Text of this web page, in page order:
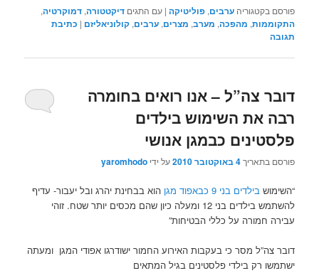
פורסם בקטגוריה ערבים,פוליטיקה |עם התגים דיקטטורה,דמוקרטיה,
התקוממות, מהפכה, מערב, מצרים,ערבים,קולוניאליזם | כתיבת
תגובה
דובר צה”ל – אנו רואים בחומרה
רבה את השימוש בילדים
פלסטינים כבמגן אנושי
פורסם בתאריך4 באוקטובר 2010 על ידיyaromhodo
“השימושבילדים בני 9 כבאפוד מגן
הוא בבחינת יהרג ובל יעבור- עדיף
להשתמש בילדים בני 12 ומעלה כיון שהם מכסים יותר שטח. זוהי
עבירה חמורה על כללי הבטיחות”
דובר צה”ל מסר כי בעקבות האירוע החמור ישודרגו אפודי המגן ומעתה
ישתמשו רק בילדי פלסטינים בגיל המתאים